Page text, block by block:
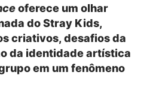
oferece um olhar
do Stray Kids,
criativos, desafios da
da identidade artística
em um fenômeno